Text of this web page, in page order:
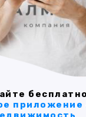
приложение